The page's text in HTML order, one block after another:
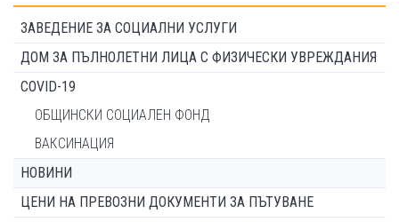
ЗАВЕДЕНИЕ ЗА СОЦИАЛНИ УСЛУГИ
ДОМ ЗА ПЪЛНОЛЕТНИ ЛИЦА С ФИЗИЧЕСКИ УВРЕЖДАНИЯ
COVID-19
ОБЩИНСКИ СОЦИАЛЕН ФОНД
ВАКСИНАЦИЯ
НОВИНИ
ЦЕНИ НА ПРЕВОЗНИ ДОКУМЕНТИ ЗА ПЪТУВАНЕ